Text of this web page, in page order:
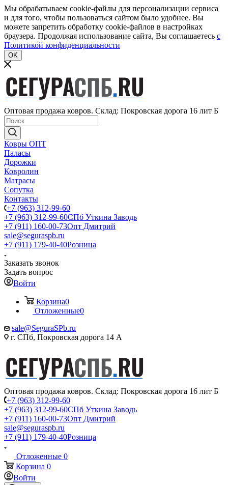
Мы обрабатываем cookie-файлы для персонализации сервиса
и для того, чтобы пользоваться сайтом было удобнее. Вы
можете запретить обработку cookie-файлов в настройках
браузера. Продолжая использование сайта, Вы соглашаетесь c
Политикой конфиденциальности
OK
Оптовая продажа ковров. Склад: Покровская дорога 16 лит Б
Ковры ОПТ
Паласы
Дорожки
Ковролин
Матрасы
Сопутка
Контакты
+7 (963) 312-99-60
+7 (963) 312-99-60СПб Уткина Заводь
+7 (911) 160-00-73Опт Дмитрий
sale@seguraspb.ru
+7 (911) 179-40-40Розница
Заказать звонок
Задать вопрос
Войти
Корзина0
Отложенные0
sale@SeguraSPb.ru
г. СПб, Покровская дорога 14 А
Оптовая продажа ковров. Склад: Покровская дорога 16 лит Б
+7 (963) 312-99-60
+7 (963) 312-99-60СПб Уткина Заводь
+7 (911) 160-00-73Опт Дмитрий
sale@seguraspb.ru
+7 (911) 179-40-40Розница
Отложенные 0
Корзина 0
Войти